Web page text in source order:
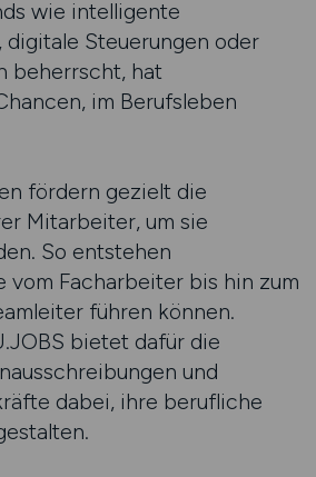
wie intelligente
Steuerungen oder
beherrscht, hat
im Berufsleben
fördern gezielt die
Mitarbeiter, um sie
So entstehen
vom Facharbeiter bis hin zum
führen können.
bietet dafür die
und
dabei, ihre berufliche